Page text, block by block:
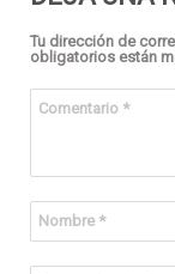
Tu dirección de
obligatorios están
Comentario *
Nombre *